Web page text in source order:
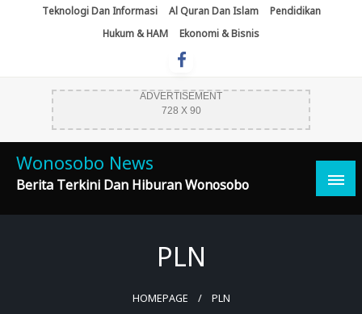
Teknologi Dan Informasi Al Quran Dan Islam
Pendidikan
Hukum & HAM
Ekonomi & Bisnis
ADVERTISEMENT
728 X 90
Wonosobo News
Berita Terkini Dan Hiburan Wonosobo
PLN
HOMEPAGE PLN